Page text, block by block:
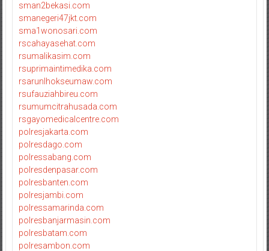
sman2bekasi.com
smanegeri47jkt.com
sma1wonosari.com
rscahayasehat.com
rsumalikasim.com
rsuprimaintimedika.com
rsarunlhokseumaw.com
rsufauziahbireu.com
rsumumcitrahusada.com
rsgayomedicalcentre.com
polresjakarta.com
polresdago.com
polressabang.com
polresdenpasar.com
polresbanten.com
polresjambi.com
polressamarinda.com
polresbanjarmasin.com
polresbatam.com
polresambon.com